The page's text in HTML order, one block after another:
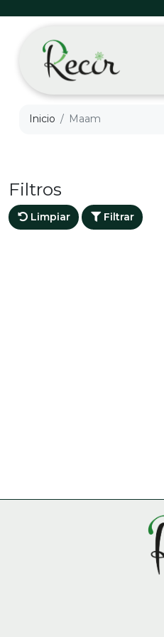
Inicio Maam
Filtros
Limpiar Filtrar